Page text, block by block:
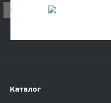
Каталог